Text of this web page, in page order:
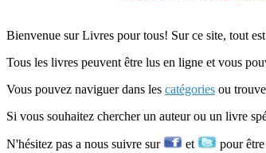
Bienvenue sur Livres pour tous! Sur ce site, tout
Tous les livres peuvent être lus en ligne et vous
Vous pouvez naviguer dans les catégories ou
Si vous souhaitez chercher un auteur ou un livre
N'hésitez pas a nous suivre sur et pour